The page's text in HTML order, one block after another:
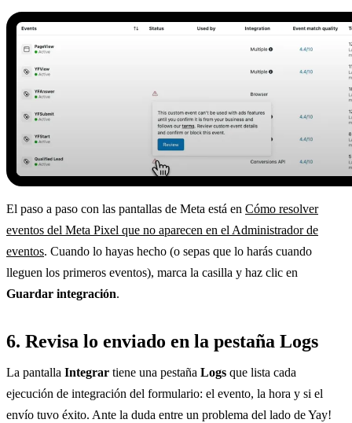
El paso a paso con las pantallas de Meta está en Cómo resolver
eventos del Meta Pixel que no aparecen en el Administrador de
eventos. Cuando lo hayas hecho (o sepas que lo harás cuando
lleguen los primeros eventos), marca la casilla y haz clic en
Guardar integración.
6. Revisa lo enviado en la pestaña Logs
La pantalla Integrar tiene una pestaña Logs que lista cada
ejecución de integración del formulario: el evento, la hora y si el
envío tuvo éxito. Ante la duda entre un problema del lado de Yay!